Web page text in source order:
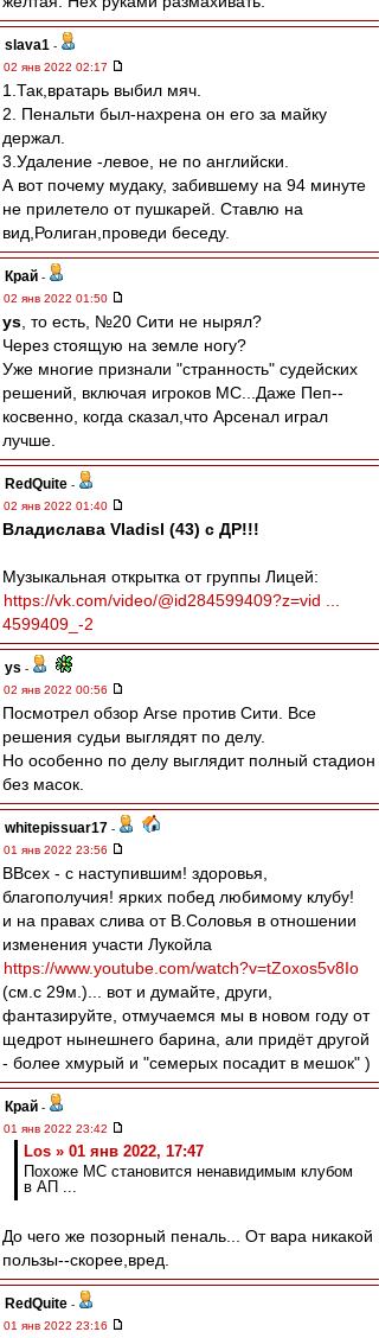
slava1 -
02 янв 2022 02:17
1.Так,вратарь выбил мяч.
2. Пенальти был-нахрена он его за майку
держал.
3.Удаление -левое, не по английски.
А вот почему мудаку, забившему на 94 минуте
не прилетело от пушкарей. Ставлю на
вид,Ролиган,проведи беседу.
Край -
02 янв 2022 01:50
ys , то есть, №20 Сити не нырял?
Через стоящую на земле ногу?
Уже многие признали "странность" судейских
решений, включая игроков МС...Даже Пеп--
косвенно, когда сказал,что Арсенал играл
лучше.
RedQuite -
02 янв 2022 01:40
Владислава Vladisl (43) с ДР!!!
Музыкальная открытка от группы Лицей:
https://vk.com/video/@id284599409?z=vid ...
4599409_-2
ys -
02 янв 2022 00:56
Посмотрел обзор Arse против Сити. Все
решения судьи выглядят по делу.
Но особенно по делу выглядит полный стадион
без масок.
whitepissuar17 -
01 янв 2022 23:56
ВВсех - с наступившим! здоровья,
благополучия! ярких побед любимому клубу!
и на правах слива от В.Соловья в отношении
изменения участи Лукойла
https://www.youtube.com/watch?v=tZoxos5v8Io
(см.с 29м.)... вот и думайте, други,
фантазируйте, отмучаемся мы в новом году от
щедрот нынешнего барина, али придёт другой
- более хмурый и "семерых посадит в мешок" )
Край -
01 янв 2022 23:42
Los » 01 янв 2022, 17:47
Похоже МС становится ненавидимым клубом
в АП ...
До чего же позорный пеналь... От вара никакой
пользы--скорее,вред.
RedQuite -
01 янв 2022 23:16